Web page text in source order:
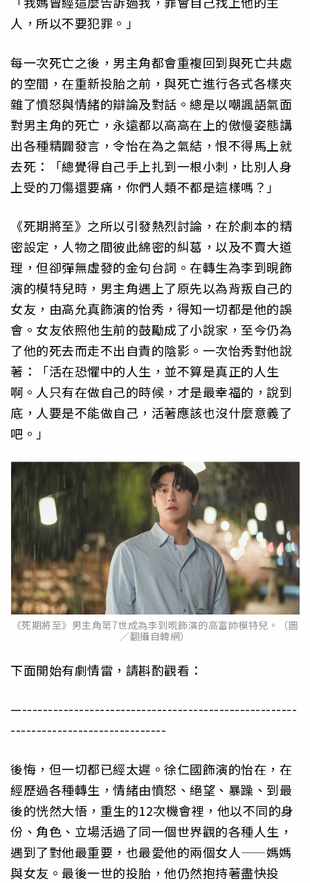
人，所以不要犯罪。」
每一次死亡之後，男主角都會重複回到與死亡共處
的空間，在重新投胎之前，與死亡進行各式各樣夾
雜了憤怒與情緒的辯論及對話。總是以嘲諷語氣面
對男主角的死亡，永遠都以高高在上的傲慢姿態講
出各種精闢發言，令怡在為之氣結，恨不得馬上就
去死：「總覺得自己手上扎到一根小刺，比別人身
上受的刀傷還要痛，你們人類不都是這樣嗎？」
《死期將至》之所以引發熱烈討論，在於劇本的精
密設定，人物之間彼此綿密的糾葛，以及不賣大道
理，但卻彈無虛發的金句台詞。在轉生為李到晛飾
演的模特兒時，男主角遇上了原先以為背叛自己的
女友，由高允真飾演的怡秀，得知一切都是他的誤
會。女友依照他生前的鼓勵成了小說家，至今仍為
了他的死去而走不出自責的陰影。一次怡秀對他說
著：「活在恐懼中的人生，並不算是真正的人生
啊。人只有在做自己的時候，才是最幸福的，說到
底，人要是不能做自己，活著應該也沒什麼意義了
吧。」
《死期將至》男主角第7世成為李到晛飾演的高富帥模特兒。（圖
／翻攝自韓網）
下面開始有劇情雷，請斟酌觀看：
—-----------------------------------------------------
------------------------------
後悔，但一切都已經太遲。徐仁國飾演的怡在，在
經歷過各種轉生，情緒由憤怒、絕望、暴躁、到最
後的恍然大悟，重生的12次機會裡，他以不同的身
份、角色、立場活過了同一個世界觀的各種人生，
遇到了對他最重要，也最愛他的兩個女人——媽媽
與女友。最後一世的投胎，他仍然抱持著盡快投